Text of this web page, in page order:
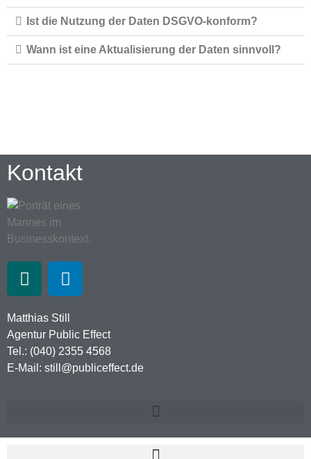
Ist die Nutzung der Daten DSGVO-konform?
Wann ist eine Aktualisierung der Daten sinnvoll?
Kontakt
Matthias Still
Agentur Public Effect
Tel.: (040) 2355 4568
E-Mail: still@publiceffect.de